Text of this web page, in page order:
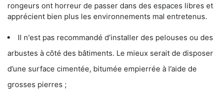
rongeurs ont horreur de passer dans des espaces libres et
apprécient bien plus les environnements mal entretenus.
Il n'est pas recommandé d’installer des pelouses ou des
arbustes à côté des bâtiments. Le mieux serait de disposer
d’une surface cimentée, bitumée empierrée à l’aide de
grosses pierres ;